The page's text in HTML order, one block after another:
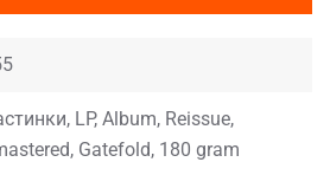
LP, Album, Reissue,
Gatefold, 180 gram